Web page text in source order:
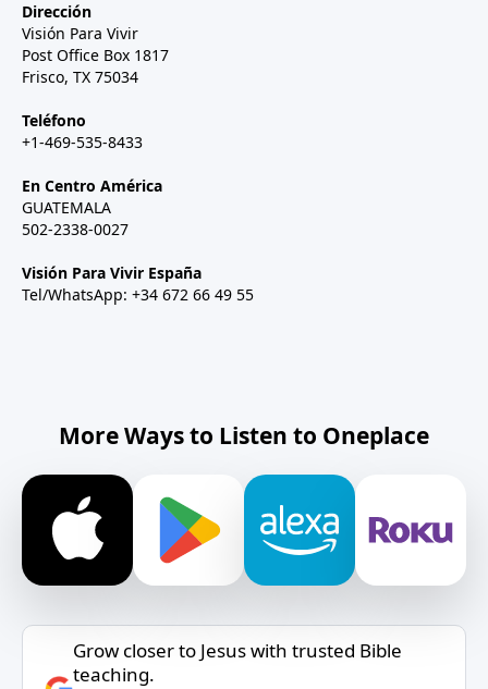
Dirección
Visión Para Vivir
Post Office Box 1817
Frisco, TX 75034
Teléfono
+1-469-535-8433
En Centro América
GUATEMALA
502-2338-0027
Visión Para Vivir España
Tel/WhatsApp: +34 672 66 49 55
More Ways to Listen to Oneplace
Grow closer to Jesus with trusted Bible
teaching.